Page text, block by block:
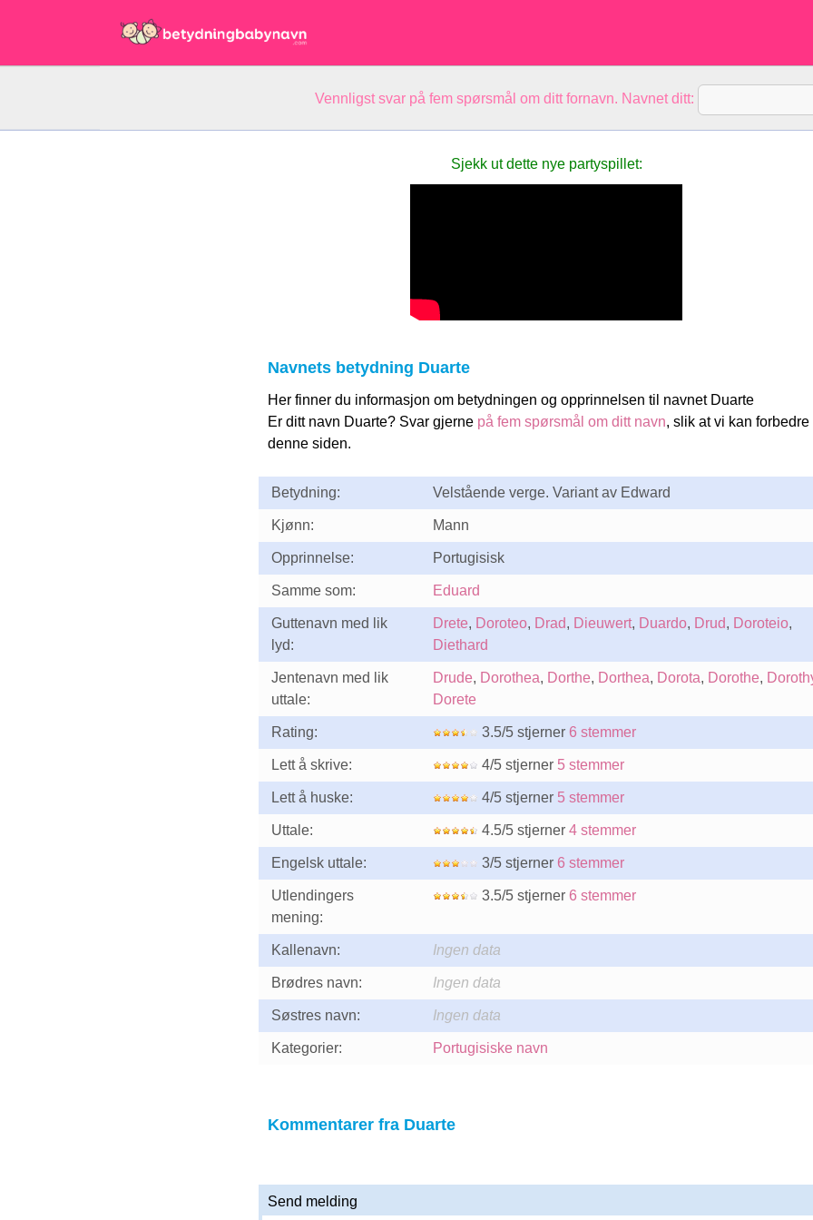
Vennligst svar på fem spørsmål om ditt fornavn. Navnet ditt:
Sjekk ut dette nye partyspillet:
Navnets betydning Duarte
Her finner du informasjon om betydningen og opprinnelsen til navnet Duarte
Er ditt navn Duarte? Svar gjerne på fem spørsmål om ditt navn, slik at vi kan forbedre
denne siden.
Betydning: Velstående verge. Variant av Edward
Kjønn: Mann
Opprinnelse: Portugisisk
Samme som: Eduard
Guttenavn med lik
lyd:
Drete, Doroteo, Drad, Dieuwert, Duardo, Drud, Doroteio,
Diethard
Jentenavn med lik
uttale:
Drude, Dorothea, Dorthe, Dorthea, Dorota, Dorothe,
Dorete
Rating: 3.5/5 stjerner 6 stemmer
Lett å skrive: 4/5 stjerner 5 stemmer
Lett å huske: 4/5 stjerner 5 stemmer
Uttale: 4.5/5 stjerner 4 stemmer
Engelsk uttale: 3/5 stjerner 6 stemmer
Utlendingers
mening:
3.5/5 stjerner 6 stemmer
Kallenavn: Ingen data
Brødres navn: Ingen data
Søstres navn: Ingen data
Kategorier: Portugisiske navn
Kommentarer fra Duarte
Send melding